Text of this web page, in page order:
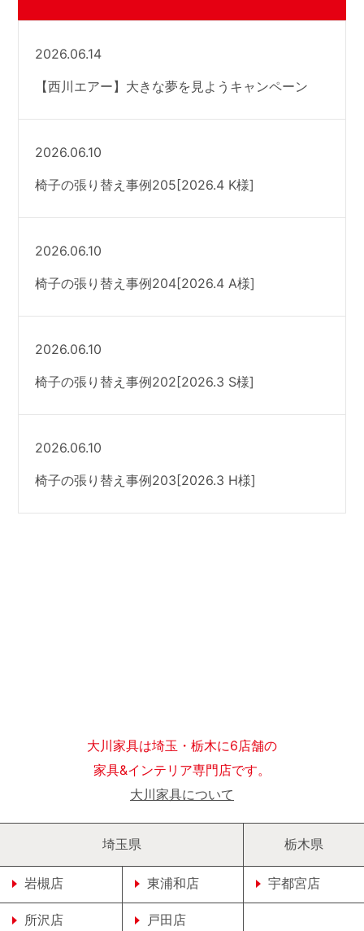
2026.06.14
【西川エアー】大きな夢を見ようキャンペーン
2026.06.10
椅子の張り替え事例205[2026.4 K様]
2026.06.10
椅子の張り替え事例204[2026.4 A様]
2026.06.10
椅子の張り替え事例202[2026.3 S様]
2026.06.10
椅子の張り替え事例203[2026.3 H様]
大川家具は埼玉・栃木に6店舗の
家具&インテリア専門店です。
大川家具について
埼玉県
岩槻店 東浦和店
所沢店 戸田店
栃木県
宇都宮店